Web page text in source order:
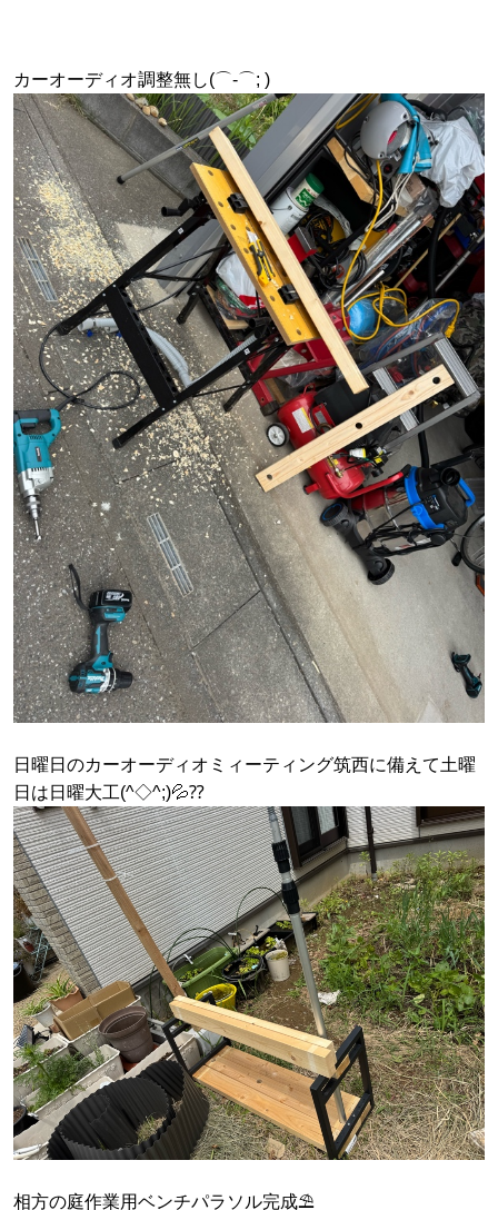
カーオーディオ調整無し(⌒-⌒; )
日曜日のカーオーディオミィーティング筑西に備えて土曜
日は日曜大工(^◇^;)💦⁇
相方の庭作業用ベンチパラソル完成⛱️